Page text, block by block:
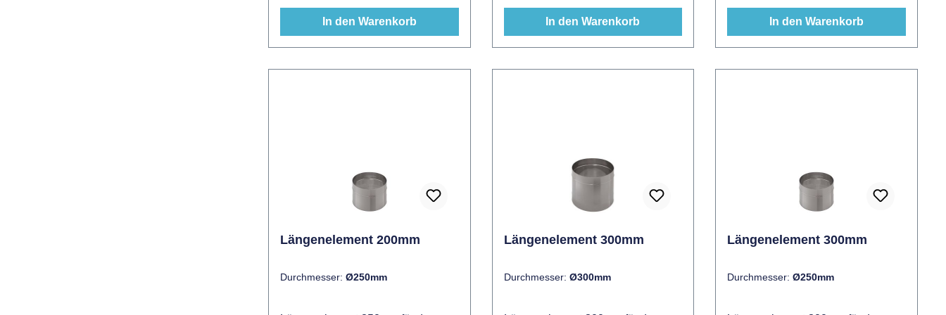
300mm verfügbar.
In den Warenkorb
300mm verfügbar.
In den Warenkorb In den Warenkorb
Längenelement 200mm
Durchmesser: Ø250mm
Längenelement 300mm
Durchmesser: Ø300mm
Längenelement 300mm
Durchmesser:Ø250mm